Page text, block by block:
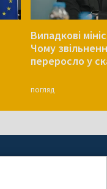
Випадкові
Чому
переросло у
ПОГЛЯД